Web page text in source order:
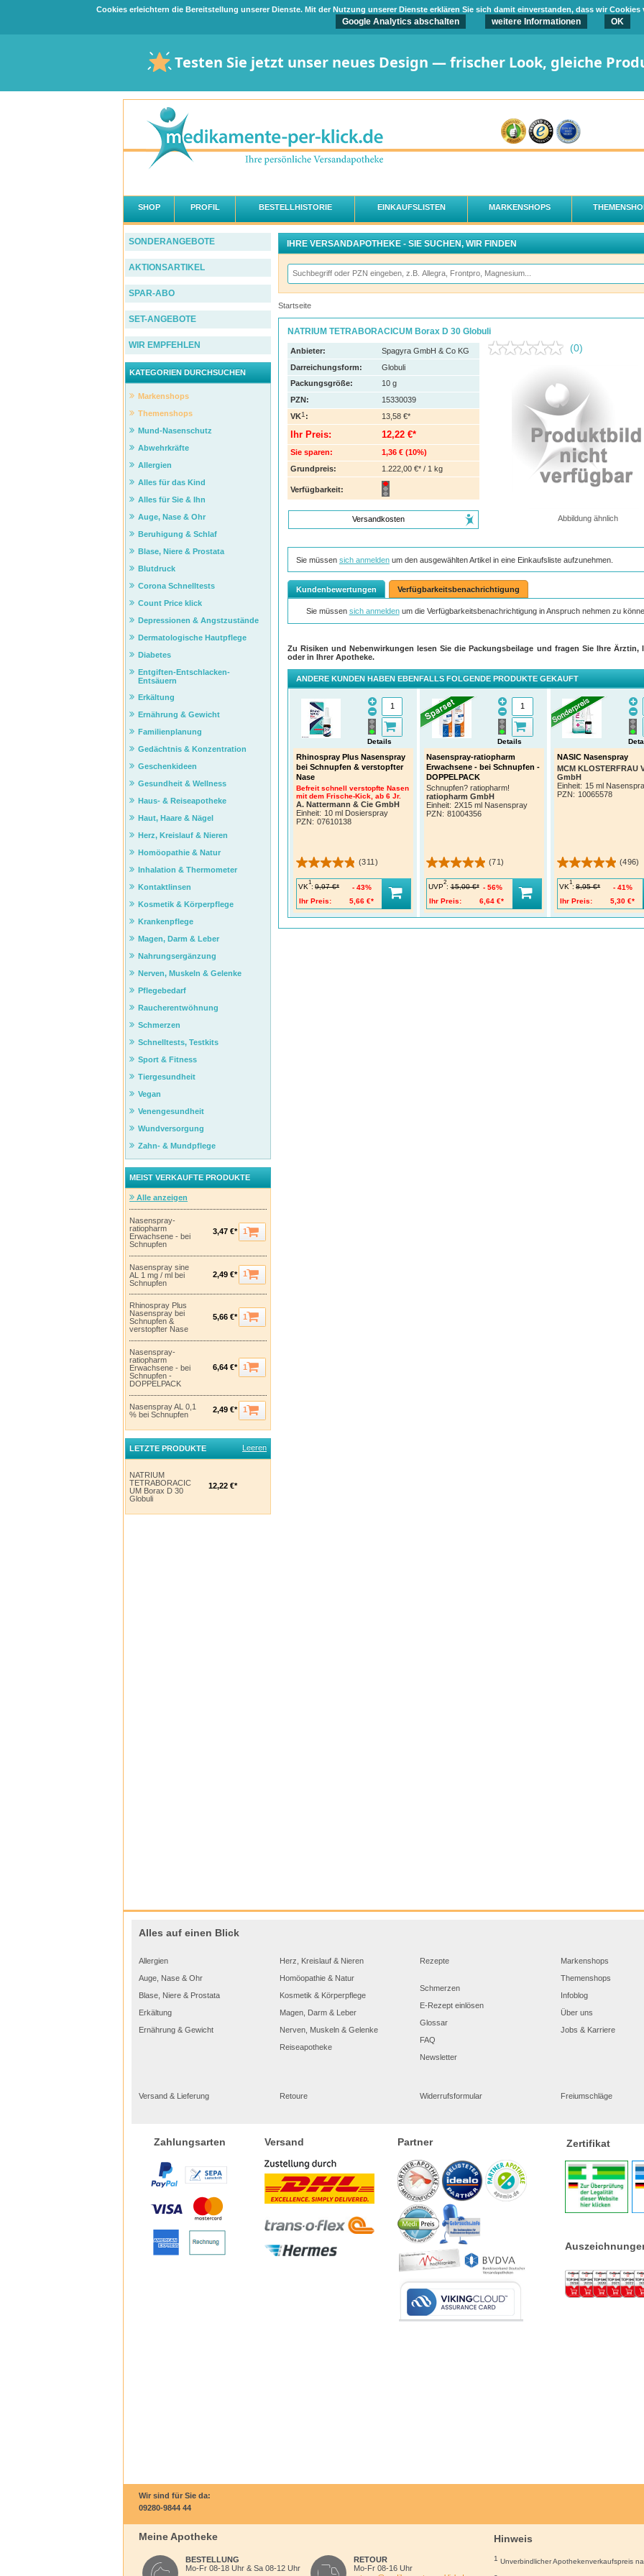
Cookies erleichtern die Bereitstellung unserer Dienste. Mit der Nutzung unserer Dienste erklären Sie sich damit einverstanden, dass wir
Google Analytics abschalten weitere Informationen OK
Testen Sie jetzt unser neues Design — frischer Look, gleiche
SHOP PROFIL BESTELLHISTORIE EINKAUFSLISTEN MARKENSHOPS
IHRE VERSANDAPOTHEKE - SIE SUCHEN, WIR FINDEN
Startseite
NATRIUM TETRABORACICUM Borax D 30 Globuli
(0)
Abbildung ähnlich
Anbieter:
Spagyra GmbH & Co KG
Darreichungsform:
Globuli
Packungsgröße:
10 g
PZN:
15330039
VK1: 13,58 €*
Ihr Preis: 12,22 €*
Sie sparen: 1,36 € (10%)
Grundpreis:
1.222,00 €* / 1 kg
Verfügbarkeit:
Versandkosten
Sie müssen sich anmeldenum den ausgewählten Artikel in eine Einkaufsliste aufzunehmen.
Kundenbewertungen Verfügbarkeitsbenachrichtigung
Sie müssen sich anmeldenum die Verfügbarkeitsbenachrichtigung in Anspruch nehmen zu
Zu Risiken und Nebenwirkungen lesen Sie die Packungsbeilage und fragen Sie Ihre Ärztin,
oder in Ihrer Apotheke.
ANDERE KUNDEN HABEN EBENFALLS FOLGENDE PRODUKTE GEKAUFT
Rhinospray Plus Nasenspray
bei Schnupfen & verstopfter
Nase
Befreit schnell verstopfte Nasen
mit dem Frische-Kick, ab 6 Jr.
A. Nattermann & Cie GmbH
Einheit: 10 ml Dosierspray
PZN: 07610138
Details
(311)
VK
1
: 9,97 €*
Ihr Preis:
5,66 €*
43%
Nasenspray-ratiopharm
Erwachsene - bei Schnupfen -
DOPPELPACK
Schnupfen? ratiopharm!
ratiopharm GmbH
Einheit: 2X15 ml Nasenspray
PZN: 81004356
Details
(71)
UVP
2
: 15,00 €*
Ihr Preis:
6,64 €*
56%
NASIC Nasenspray
MCM KLOSTERFRAU
GmbH
Einheit: 15 ml
PZN: 10065578
(496)
VK
1
: 8,95 €*
Ihr Preis:
5,30 €*
41%
SONDERANGEBOTE
AKTIONSARTIKEL
SPAR-ABO
SET-ANGEBOTE
WIR EMPFEHLEN
KATEGORIEN DURCHSUCHEN
Markenshops
Themenshops
Mund-Nasenschutz
Abwehrkräfte
Allergien
Alles für das Kind
Alles für Sie & Ihn
Auge, Nase & Ohr
Beruhigung & Schlaf
Blase, Niere & Prostata
Blutdruck
Corona Schnelltests
Count Price klick
Depressionen & Angstzustände
Dermatologische Hautpflege
Diabetes
Entgiften-Entschlacken-
Entsäuern
Erkältung
Ernährung & Gewicht
Familienplanung
Gedächtnis & Konzentration
Geschenkideen
Gesundheit & Wellness
Haus- & Reiseapotheke
Haut, Haare & Nägel
Herz, Kreislauf & Nieren
Homöopathie & Natur
Inhalation & Thermometer
Kontaktlinsen
Kosmetik & Körperpflege
Krankenpflege
Magen, Darm & Leber
Nahrungsergänzung
Nerven, Muskeln & Gelenke
Pflegebedarf
Raucherentwöhnung
Schmerzen
Schnelltests, Testkits
Sport & Fitness
Tiergesundheit
Vegan
Venengesundheit
Wundversorgung
Zahn- & Mundpflege
MEIST VERKAUFTE PRODUKTE
Alle anzeigen
Nasenspray-
ratiopharm
Erwachsene - bei
Schnupfen
3,47 €* 1
Nasenspray sine
AL 1 mg / ml bei
Schnupfen
2,49 €* 1
Rhinospray Plus
Nasenspray bei
Schnupfen &
verstopfter Nase
5,66 €* 1
Nasenspray-
ratiopharm
Erwachsene - bei
Schnupfen -
DOPPELPACK
6,64 €* 1
Nasenspray AL 0,1
% bei Schnupfen
2,49 €* 1
LETZTE PRODUKTE Leeren
NATRIUM
TETRABORACIC
UM Borax D 30
Globuli
12,22 €*
Alles auf einen Blick
Allergien
Auge, Nase & Ohr
Blase, Niere & Prostata
Erkältung
Ernährung & Gewicht
Herz, Kreislauf & Nieren
Homöopathie & Natur
Kosmetik & Körperpflege
Magen, Darm & Leber
Nerven, Muskeln & Gelenke
Reiseapotheke
Rezepte
Schmerzen
E-Rezept einlösen
Glossar
FAQ
Newsletter
Markenshops
Themenshops
Infoblog
Über uns
Jobs & Karriere
Versand & Lieferung Retoure Widerrufsformular Freiumschläge
Zahlungsarten Versand Partner Zertifikat
Wir sind für Sie da:
09280-9844 44
Meine Apotheke
BESTELLUNG
Mo-Fr 08-18 Uhr & Sa 08-12 Uhr
RETOUR
Mo-Fr 08-16 Uhr
Hinweis
1 Unverbindlicher Apothekenverkaufspreis